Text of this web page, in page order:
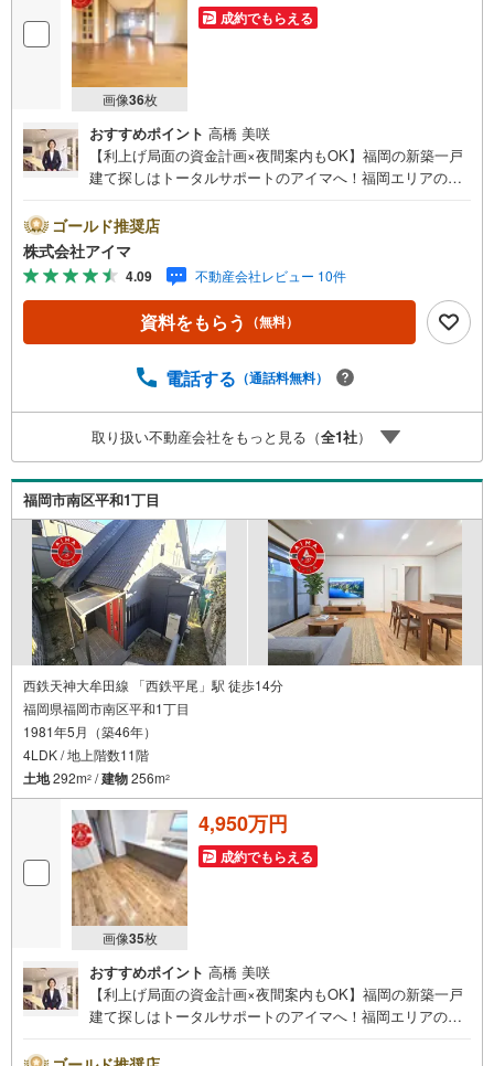
画像36枚
成約でもらえる
おすすめポイント 高橋 美咲
【利上げ局面の資金計画×夜間案内もOK】福岡の新築一戸
建て探しはトータルサポートのアイマへ！福岡エリアの最
画」から「物件選び」まで全力でバックアップいたしま
す。＼株式会社アイマが選ばれる2大サポート/【プロ目線
のローンの提案力】大手ネット銀行をはじめ多数の金融機
関と提携。お借入期間「最長50年」のプランや今注目の低
金利プランなど、購入後の生活にゆとりを持たせるための
最適な資金計画をご提案します。【フットワーク軽い安心
いて移動が大変」という方も大歓迎。平日・夜間の現地案
いたします。まずは『見るだけ』『ローン相談だけ』でも
大歓迎。お客様のペースを最優先し、無理な営業は一切行
いません。お客様のライフスタイルに合わせた快適な住ま
い探しをお手伝いいたします。まずはお気軽にお問い合わ
せくださいませ。
ゴールド推奨店
株式会社アイマ
4.09 不動産会社レビュー 10件
資料をもらう （無料）
電話する （通話料無料）
取り扱い不動産会社をもっと見る（全1社）
福岡市南区平和1丁目
西鉄天神大牟田線 「西鉄平尾」駅 徒歩14分
福岡県福岡市南区平和1丁目
1981年5月（築46年）
4LDK / 地上階数11階
土地292m2 /建物256m2
画像35枚
4,950万円
成約でもらえる
おすすめポイント 高橋 美咲
【利上げ局面の資金計画×夜間案内もOK】福岡の新築一戸
建て探しはトータルサポートのアイマへ！福岡エリアの最
画」から「物件選び」まで全力でバックアップいたしま